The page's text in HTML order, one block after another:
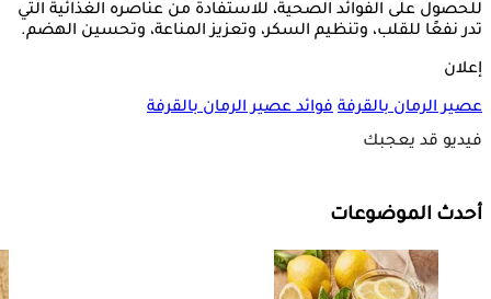
للحصول على الفوائد الصحية، للاستفادة من عناصره الغذائية التي
تدر نفعًا للقلب، وتنظيم السكر، وتعزيز المناعة، وتحسين الهضم.
إعلان
عصير الرمان بالقرفة فوائد عصير الرمان بالقرفة
فيديو قد يعجبك
أحدث الموضوعات